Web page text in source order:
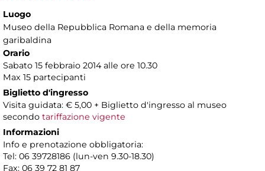
Luogo
Museo della Repubblica Romana e della memoria
garibaldina
Orario
Sabato 15 febbraio 2014 alle ore 10.30
Max 15 partecipanti
Biglietto d'ingresso
Visita guidata: € 5,00 + Biglietto d'ingresso al museo
secondo tariffazione vigente
Informazioni
Info e prenotazione obbligatoria:
Tel: 06 39728186 (lun-ven 9.30-18.30)
Fax: 06 39 72 81 87